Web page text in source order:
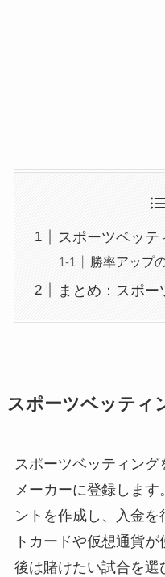
スポーツベッ
勝率アップ
まとめ：スポ
スポーツベッティ
スポーツベッティング
メーカーに登録しま
ントを作成し、入金
トカードや仮想通貨が
後は賭けたい試合を